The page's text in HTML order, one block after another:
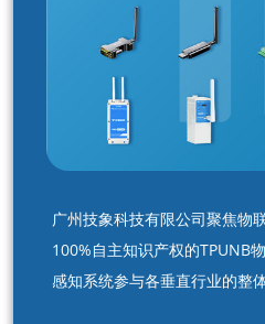
广州技象科技有限公司聚焦物
100%自主知识产权的TPUNB
感知系统参与各垂直行业的整